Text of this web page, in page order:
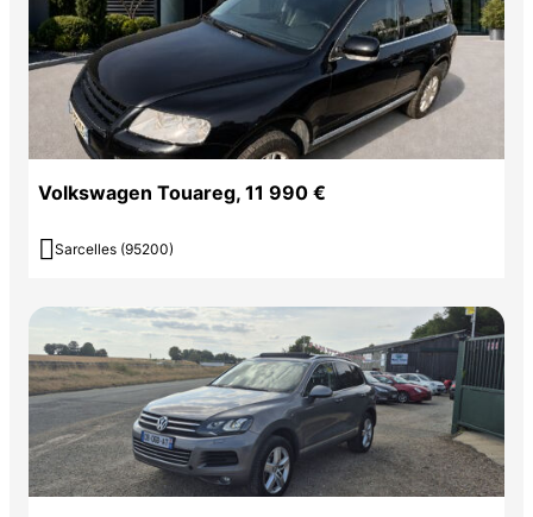
Volkswagen Touareg, 11 990 €
 Sarcelles (95200)